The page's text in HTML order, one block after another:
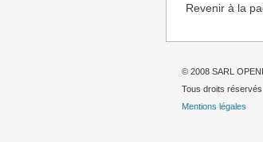
Revenir à la
© 2008 SARL
Tous droits réservés
Mentions légales